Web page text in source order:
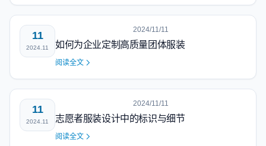
11
2024.11
2024/11/11
如何为企业定制高质量团体服装
阅读全文
11
2024.11
2024/11/11
志愿者服装设计中的标识与细节
阅读全文